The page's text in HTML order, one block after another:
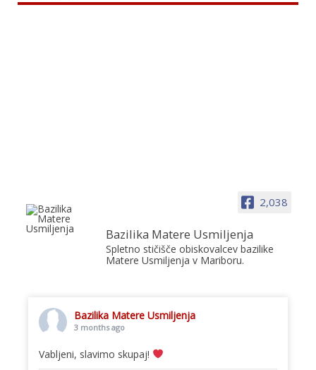
2,038
Bazilika Matere Usmiljenja
Spletno stičišče obiskovalcev bazilike
Matere Usmiljenja v Mariboru.
Bazilika Matere Usmiljenja
3 months ago
Vabljeni, slavimo skupaj!